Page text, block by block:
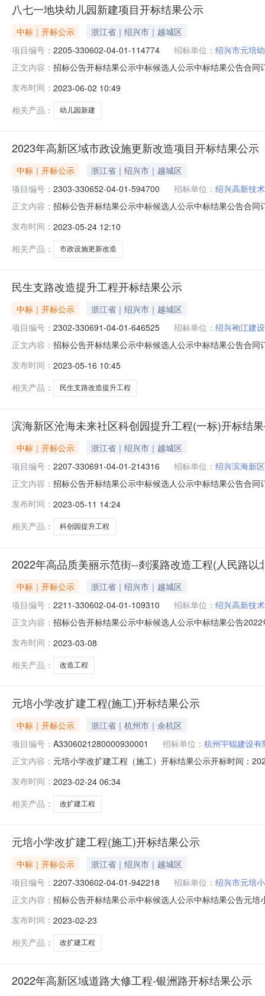
八七一地块幼儿园新建项目开标结果公示
中标｜开标公示
浙江省｜绍兴市｜越城区
项目编号： 2205-330602-04-01-114774 招标单位： 绍兴市元培
正文内容： 招标公告开标结果公示中标候选人公示中标结果公告合
绍兴市元培幼儿园地址:绍兴市辕门新村辕门西区联系人:
发布时间： 2023-06-02 10:49
相关产品：
幼儿园新建
2023年高新区域市政设施更新改造项目开标结果公示
中标｜开标公示
浙江省｜绍兴市｜越城区
项目编号： 2303-330652-04-01-594700 招标单位： 绍兴高新技
正文内容： 招标公告开标结果公示中标候选人公示中标结果公告合
04-01-594700招标人:名称:绍兴高新技术产业开发区开
发布时间： 2023-05-24 12:10
相关产品：
市政设施更新改造
民生支路改造提升工程开标结果公示
中标｜开标公示
浙江省｜绍兴市｜越城区
项目编号： 2302-330691-04-01-646525 招标单位： 绍兴袍江建
正文内容： 招标公告开标结果公示中标候选人公示中标结果公告合
兴袍江建设投资有限公司地址:暂无联系人:曹工电话
发布时间： 2023-05-16 10:45
相关产品：
民生支路改造提升工程
滨海新区沧海未来社区科创园提升工程(一标)开标结
中标｜开标公示
浙江省｜绍兴市｜越城区
项目编号： 2207-330691-04-01-214316 招标单位： 绍兴滨海新
正文内容： 招标公告开标结果公示中标候选人公示中标结果公告合
（一标）项目代码:2207-330691-04-01-214316招标人:
发布时间： 2023-05-11 14:24
相关产品：
科创园提升工程
2022年高品质美丽示范街--剡溪路改造工程(人民路以
中标｜开标公示
浙江省｜绍兴市｜越城区
项目编号： 2211-330602-04-01-109310 招标单位： 绍兴高新技
正文内容： 招标公告开标结果公示中标候选人公示中标结果公告
程（人民路以北）项目代码:2211-330602-04-01-
发布时间： 2023-03-08
相关产品：
改造工程
元培小学改扩建工程(施工)开标结果公示
中标｜开标公示
浙江省｜杭州市｜余杭区
项目编号： A3306021280000930001 招标单位： 杭州宇锟建设有
正文内容： 元培小学改扩建工程（施工）开标结果公示开标时间：
称:浙江天宇建设有限公司;项目负责人:陈琴;报价:0.00元
发布时间： 2023-02-24 06:34
相关产品：
改扩建工程
元培小学改扩建工程(施工)开标结果公示
中标｜开标公示
浙江省｜绍兴市｜越城区
项目编号： 2207-330602-04-01-942218 招标单位： 绍兴市元培
正文内容： 招标公告开标结果公示中标候选人公示中标结果公告元
学地址:暂无联系人:陈晓波电话:18967500575代理机构:
发布时间： 2023-02-23
相关产品：
改扩建工程
2022年高新区域道路大修工程-银洲路开标结果公示
暂时没有搜索结果…
5折起